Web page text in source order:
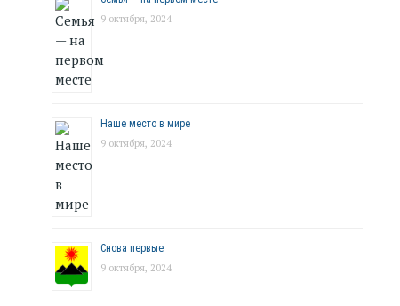
9 октября, 2024
Наше место в мире
9 октября, 2024
Снова первые
9 октября, 2024